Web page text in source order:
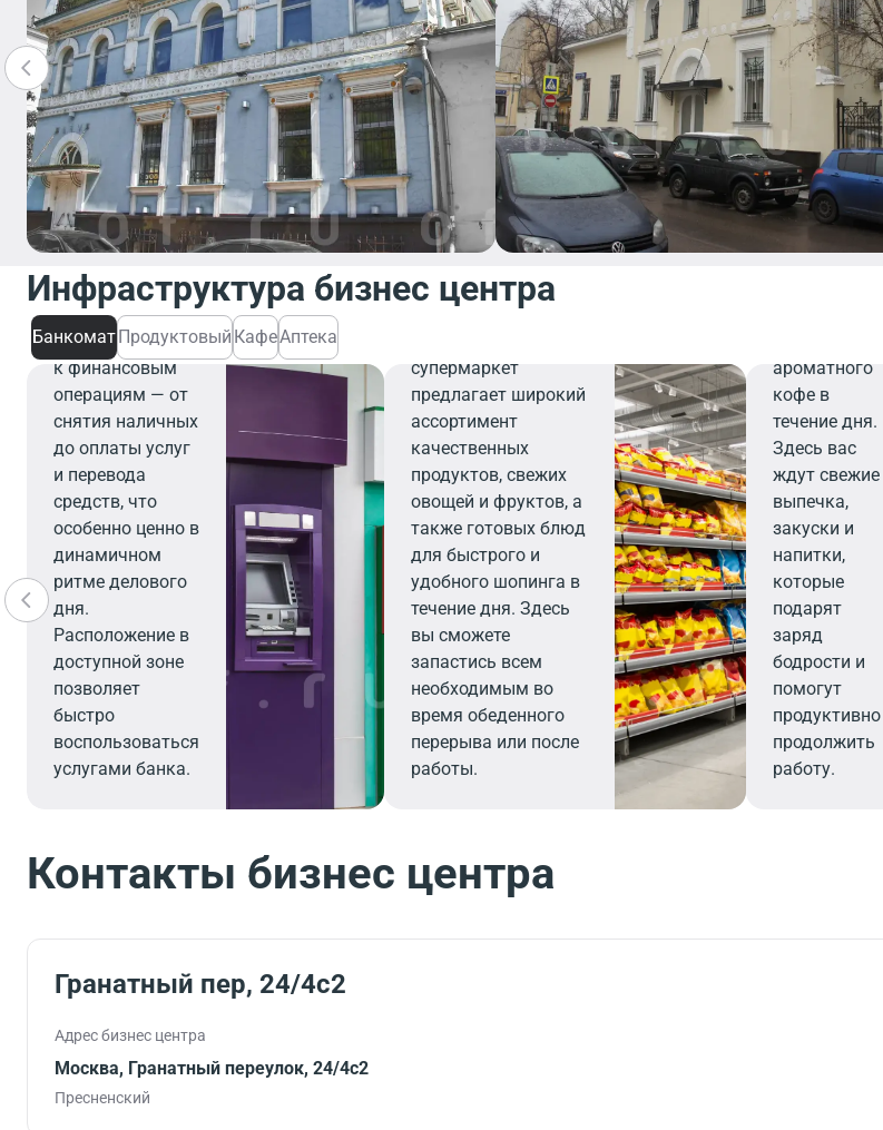
Инфраструктура бизнес центра
БанкоматПродуктовый КафеАптека
Банкомат
обеспечивает
быстрый и
удобный доступ
к финансовым
операциям — от
снятия наличных
до оплаты услуг
и перевода
средств, что
особенно ценно в
динамичном
ритме делового
дня.
Расположение в
доступной зоне
позволяет
быстро
воспользоваться
услугами банка.
Продуктовый
супермаркет
предлагает широкий
ассортимент
качественных
продуктов, свежих
овощей и фруктов, а
также готовых блюд
для быстрого и
удобного шопинга в
течение дня. Здесь
вы сможете
запастись всем
необходимым во
время обеденного
перерыва или после
работы.
Кафе
Уютное кафе
— это
идеальное
место для
легкого
завтрака,
ароматного
кофе в
течение дня.
Здесь вас
ждут свежие
выпечка,
закуски и
напитки,
которые
подарят
заряд
бодрости и
помогут
продуктивно
продолжить
работу.
Контакты бизнес центра
Гранатный пер, 24/4с2
Адрес бизнес центра
Москва, Гранатный переулок, 24/4с2
Пресненский